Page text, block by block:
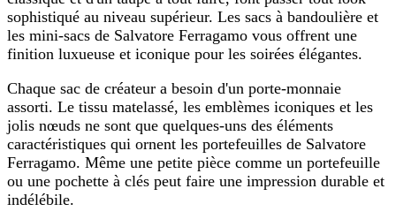
sophistiqué au niveau supérieur. Les sacs à bandoulière et
les mini-sacs de Salvatore Ferragamo vous offrent une
finition luxueuse et iconique pour les soirées élégantes.
Chaque sac de créateur a besoin d'un porte-monnaie
assorti. Le tissu matelassé, les emblèmes iconiques et les
jolis nœuds ne sont que quelques-uns des éléments
caractéristiques qui ornent les portefeuilles de Salvatore
Ferragamo. Même une petite pièce comme un portefeuille
ou une pochette à clés peut faire une impression durable et
indélébile.